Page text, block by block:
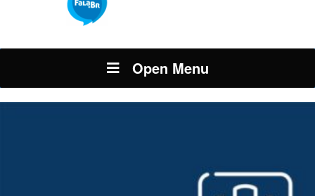
Open Menu